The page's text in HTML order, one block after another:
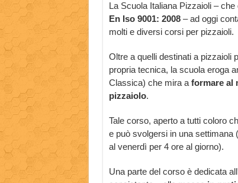
La Scuola Italiana Pizzaioli –
En Iso 9001: 2008– ad oggi
molti e diversi corsi per pizzaioli.
Oltre a quelli destinati a pizzaioli
propria tecnica, la scuola eroga
Classica) che mira a formare al
pizzaiolo.
Tale corso, aperto a tutti coloro
e può svolgersi in una settimana
al venerdì per 4 ore al giorno).
Una parte del corso è dedicata